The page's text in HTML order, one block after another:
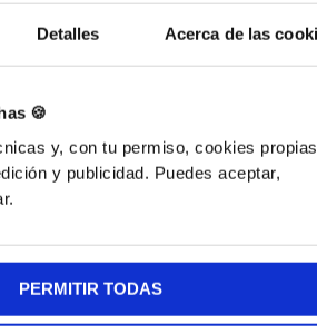
Detalles Acerca de las
🍪
y, con tu permiso, cookies
y publicidad. Puedes aceptar,
PERMITIR TODAS
el triunfo de Taberna Triay en el
a la vista.